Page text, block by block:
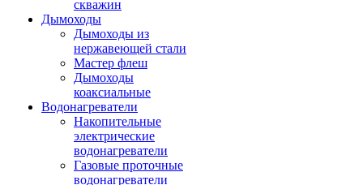
скважин
Дымоходы
Дымоходы из
нержавеющей стали
Мастер флеш
Дымоходы
коаксиальные
Водонагреватели
Накопительные
электрические
водонагреватели
Газовые проточные
водонагреватели